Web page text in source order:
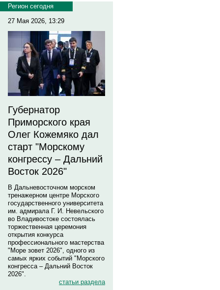
Регион сегодня
27 Мая 2026, 13:29
Губернатор
Приморского края
Олег Кожемяко дал
старт "Морскому
конгрессу – Дальний
Восток 2026"
В Дальневосточном морском
тренажерном центре Морского
государственного университета
им. адмирала Г. И. Невельского
во Владивостоке состоялась
торжественная церемония
открытия конкурса
профессионального мастерства
"Море зовет 2026", одного из
самых ярких событий "Морского
конгресса – Дальний Восток
2026".
статьи раздела